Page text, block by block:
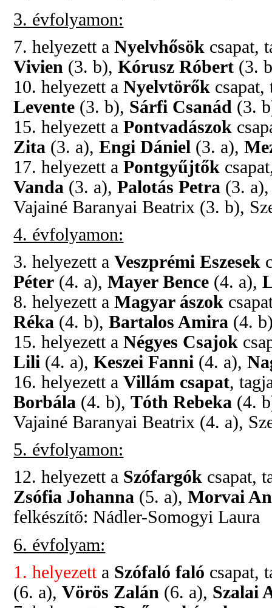
3. évfolyamon:
7. helyezett aNyelvhősök csapat,
Vivien (3. b),Kórusz Róbert (3.
10. helyezett a Nyelvtörők
Levente (3. b), Sárfi Csanád (3.
15. helyezett a Pontvadászok
Zita (3. a),Engi Dániel (3. a),
17. helyezett aPontgyűjtők
Vanda (3. a),Palotás Petra (3. a),
Vajainé Baranyai Beatrix (3. b),
4. évfolyamon:
3. helyezett aVeszprémi Eszesek
Péter (4. a),Mayer Bence (4. a),
8. helyezett aMagyar ászok
Réka (4. b), Bartalos Amira (4.
15. helyezett aNégyes Csajok
Lili (4. a),Keszei Fanni (4. a),
16. helyezett aVillám csapat,
Borbála (4. b),Tóth Rebeka (4.
Vajainé Baranyai Beatrix (4. a),
5. évfolyamon:
12. helyezett a Szófargók csapat,
Zsófia Johanna (5. a),Morvai
felkészítő: Nádler-Somogyi Laura
6. évfolyam:
1. helyezetta Szófaló faló csapat,
(6. a),Vörös Zalán (6. a), Szalai